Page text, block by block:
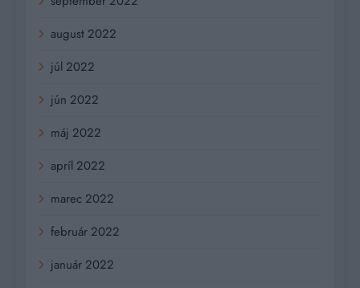
august 2022
júl 2022
jún 2022
máj 2022
apríl 2022
marec 2022
február 2022
január 2022